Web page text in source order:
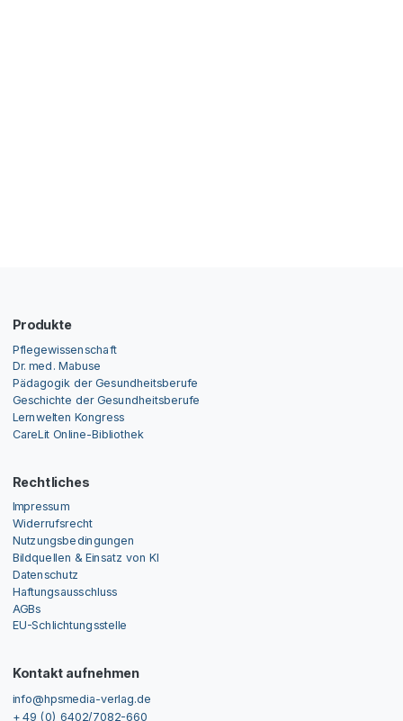
Produkte
Pflegewissenschaft
Dr. med. Mabuse
Pädagogik der Gesundheitsberufe
Geschichte der Gesundheitsberufe
Lernwelten Kongress
CareLit Online-Bibliothek
Rechtliches
Impressum
Widerrufsrecht
Nutzungsbedingungen
Bildquellen & Einsatz von KI
Datenschutz
Haftungsausschluss
AGBs
EU-Schlichtungsstelle
Kontakt aufnehmen
info@hpsmedia-verlag.de
+ 49 (0) 6402/7082-660